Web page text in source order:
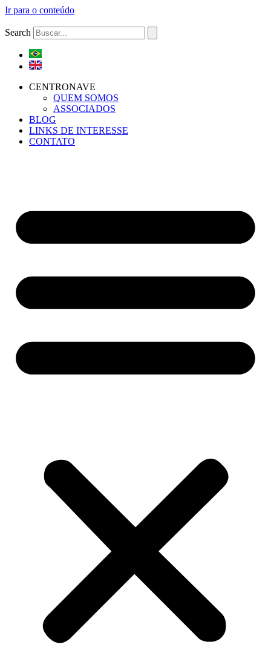
Ir para o conteúdo
Search
CENTRONAVE
QUEM SOMOS
ASSOCIADOS
BLOG
LINKS DE INTERESSE
CONTATO